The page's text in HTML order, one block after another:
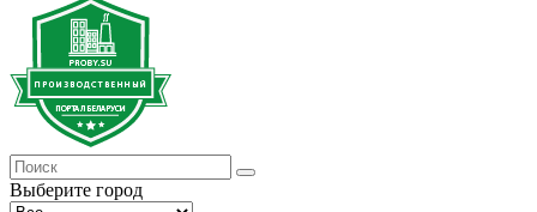
Выберите город